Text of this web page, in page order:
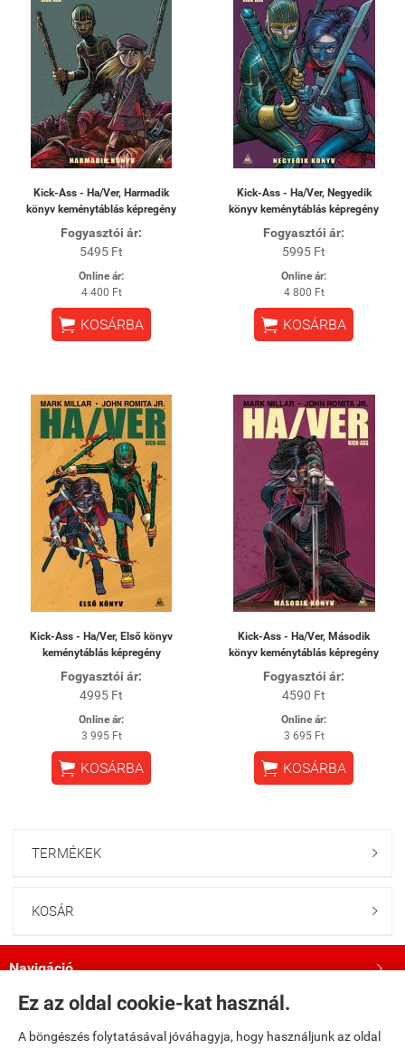
Ez az oldal cookie-kat használ.
A böngészés folytatásával jóváhagyja, hogy használjunk az oldal
Kick-Ass - Ha/Ver, Harmadik
könyv keménytáblás képregény
Fogyasztói ár:
5495 Ft
Online ár:
4 400 Ft
 KOSÁRBA
Kick-Ass - Ha/Ver, Negyedik
könyv keménytáblás képregény
Fogyasztói ár:
5995 Ft
Online ár:
4 800 Ft
 KOSÁRBA
Kick-Ass - Ha/Ver, Első könyv
keménytáblás képregény
Fogyasztói ár:
4995 Ft
Online ár:
3 995 Ft
 KOSÁRBA
Kick-Ass - Ha/Ver, Második
könyv keménytáblás képregény
Fogyasztói ár:
4590 Ft
Online ár:
3 695 Ft
 KOSÁRBA
TERMÉKEK 
KOSÁR 
Navigáció 
Saját fiók